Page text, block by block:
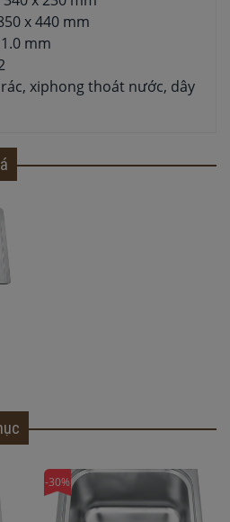
x 440 mm
1.0 mm
rác, xiphong thoát nước, dây
-30%